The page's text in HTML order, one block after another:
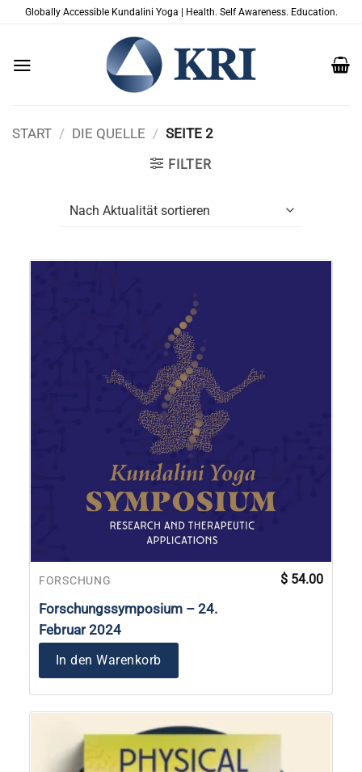
ZumGlobally Accessible Kundalini Yoga | Health. Self Awareness. Education.
START / DIE QUELLE / SEITE 2
FILTER
FORSCHUNG
Forschungssymposium – 24.
Februar 2024
$ 54.00
In den Warenkorb